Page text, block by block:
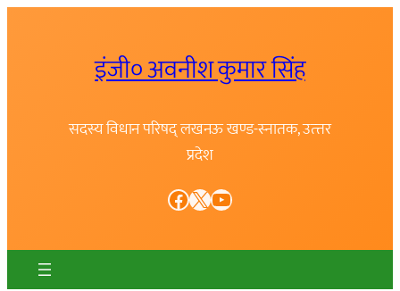
इंजी० अवनीश कुमार सिंह
सदस्य विधान परिषद् लखनऊ खण्ड-स्नातक, उत्त्तर
प्रदेश
Facebook X YouTube